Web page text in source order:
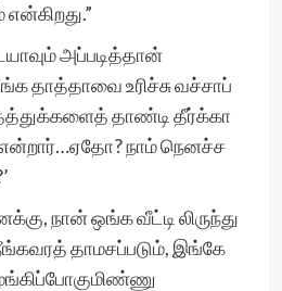
அப்படித்தான்
தாத்தாவை உரிச்சு வச்சாப்
தாண்டி தீர்க்கா
என்றார்…ஏதோ? நாம் நெனச்ச
நான் ஒங்க வீட்டி லிருந்து
தாமசப்படும், இங்கே